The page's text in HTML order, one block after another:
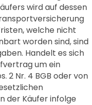
wird auf dessen
welche nicht
worden sind, sind
Handelt es sich
um ein
2 Nr. 4 BGB oder von
der Käufer infolge